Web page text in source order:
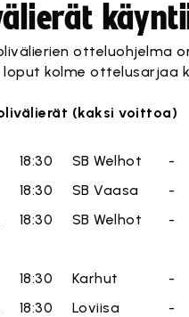
otteluohjelma
kolme ottelusarjaa
(kaksi voittoa)
18:30 SB Welhot -
18:30 SB Vaasa -
18:30 SB Welhot -
18:30 Karhut -
18:30 Loviisa -